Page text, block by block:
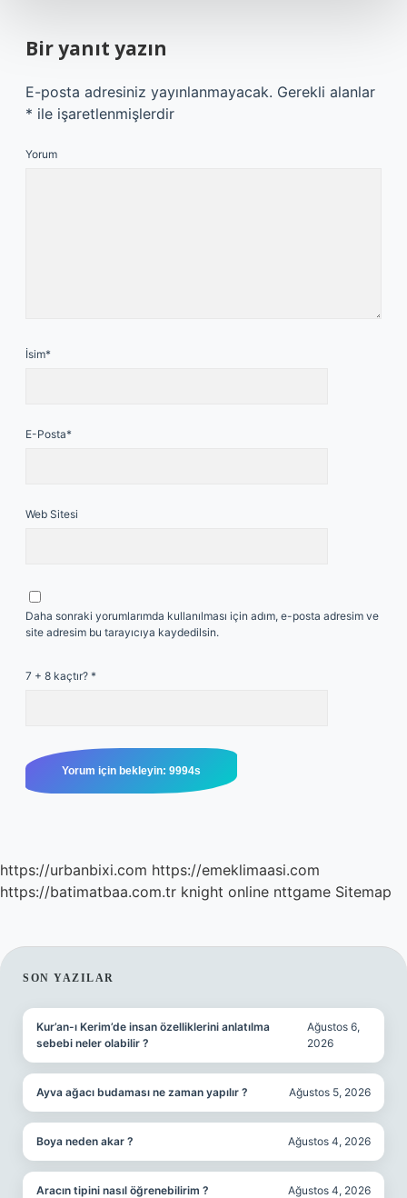
Bir yanıt yazın
E-posta adresiniz yayınlanmayacak. Gerekli alanlar
* ile işaretlenmişlerdir
Yorum
İsim*
E-Posta*
Web Sitesi
Daha sonraki yorumlarımda kullanılması için adım, e-posta adresim ve
site adresim bu tarayıcıya kaydedilsin.
7 + 8 kaçtır? *
https://urbanbixi.com https://emeklimaasi.com
https://batimatbaa.com.tr knight online nttgame Sitemap
SIDEBAR
SON YAZILAR
Kur’an-ı Kerim’de insan özelliklerini anlatılma
sebebi neler olabilir ?
Ağustos 6,
2026
Ayva ağacı budaması ne zaman yapılır ? Ağustos 5, 2026
Boya neden akar ? Ağustos 4, 2026
Aracın tipini nasıl öğrenebilirim ? Ağustos 4, 2026